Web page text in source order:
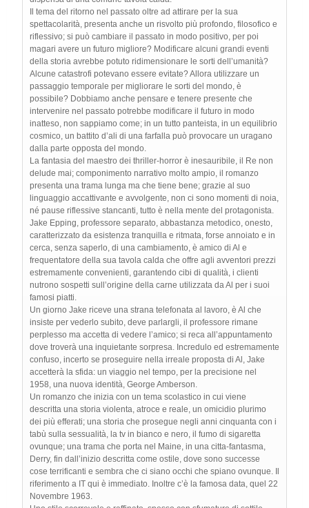
Il tema del ritorno nel passato oltre ad attirare per la sua
spettacolarità, presenta anche un risvolto più profondo, filosofico e
riflessivo; si può cambiare il passato in modo positivo, per poi
magari avere un futuro migliore? Modificare alcuni grandi eventi
della storia avrebbe potuto ridimensionare le sorti dell’umanità?
Alcune catastrofi potevano essere evitate? Allora utilizzare un
passaggio temporale per migliorare le sorti del mondo, è
possibile? Dobbiamo anche pensare e tenere presente che
intervenire nel passato potrebbe modificare il futuro in modo
inatteso, non sappiamo come; in un tutto panteista, in un equilibrio
cosmico, un battito d’ali di una farfalla può provocare un uragano
dalla parte opposta del mondo.
La fantasia del maestro dei thriller-horror è inesauribile, il Re non
delude mai; componimento narrativo molto ampio, il romanzo
presenta una trama lunga ma che tiene bene; grazie al suo
linguaggio accattivante e avvolgente, non ci sono momenti di noia,
né pause riflessive stancanti, tutto è nella mente del protagonista.
Jake Epping, professore separato, abbastanza metodico, onesto,
caratterizzato da esistenza tranquilla e ritmata, forse annoiato e in
cerca, senza saperlo, di una cambiamento, è amico di Al e
frequentatore della sua tavola calda che offre agli avventori prezzi
estremamente convenienti, garantendo cibi di qualità, i clienti
nutrono sospetti sull’origine della carne utilizzata da Al per i suoi
famosi piatti.
Un giorno Jake riceve una strana telefonata al lavoro, è Al che
insiste per vederlo subito, deve parlargli, il professore rimane
perplesso ma accetta di vedere l’amico; si reca all’appuntamento
dove troverà una inquietante sorpresa. Incredulo ed estremamente
confuso, incerto se proseguire nella irreale proposta di Al, Jake
accetterà la sfida: un viaggio nel tempo, per la precisione nel
1958, una nuova identità, George Amberson.
Un romanzo che inizia con un tema scolastico in cui viene
descritta una storia violenta, atroce e reale, un omicidio plurimo
dei più efferati; una storia che prosegue negli anni cinquanta con i
tabù sulla sessualità, la tv in bianco e nero, il fumo di sigaretta
ovunque; una trama che porta nel Maine, in una citta-fantasma,
Derry, fin dall’inizio descritta come ostile, dove sono successe
cose terrificanti e sembra che ci siano occhi che spiano ovunque. Il
riferimento a IT qui è immediato. Inoltre c’è la famosa data, quel 22
Novembre 1963.